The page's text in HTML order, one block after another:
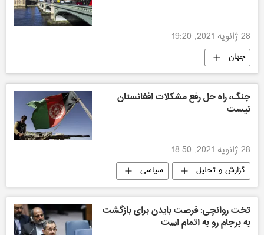
28 ژانویه 2021, 19:20
جهان
جنگ، راه حل رفع مشکلات افغانستان
نیست
28 ژانویه 2021, 18:50
گزارش و تحلیل سیاسی
تخت روانچی: فرصت بایدن برای بازگشت
به برجام رو به اتمام است